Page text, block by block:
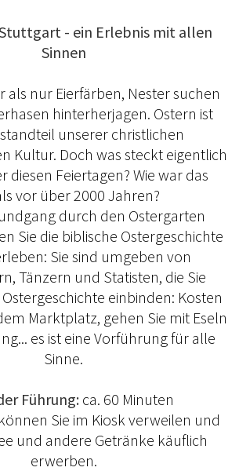
- ein Erlebnis mit allen
Sinnen
als nur Eierfärben, Nester suchen
hinterherjagen. Ostern ist
unserer christlichen
Kultur. Doch was steckt eigentlich
diesen Feiertagen? Wie war das
vor über 2000 Jahren?
durch den Ostergarten
Sie die biblische Ostergeschichte
Sie sind umgeben von
Tänzern und Statisten, die Sie
einbinden: Kosten
Marktplatz, gehen Sie mit Eseln
es ist eine Vorführung für alle
Sinne.
Führung:ca. 60 Minuten
Sie im Kiosk verweilen und
und andere Getränke käuflich
erwerben.